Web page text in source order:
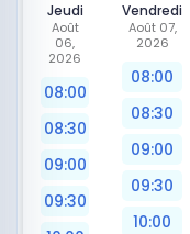
Jeudi
Août
06,
2026
08:00
08:30
09:00
09:30
Vendredi
Août 07,
2026
08:00
08:30
09:00
09:30
10:00